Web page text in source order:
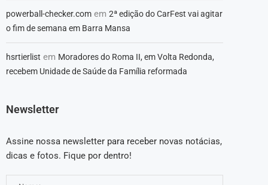
powerball-checker.com em 2ª edição do CarFest vai agitar
o fim de semana em Barra Mansa
hsrtierlist em Moradores do Roma II, em Volta Redonda,
recebem Unidade de Saúde da Família reformada
Newsletter
Assine nossa newsletter para receber novas notácias,
dicas e fotos. Fique por dentro!